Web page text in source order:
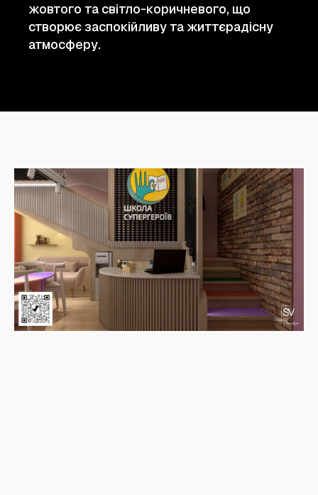
жовтого та світло-коричневого, що
створює заспокійливу та життєрадісну
атмосферу.